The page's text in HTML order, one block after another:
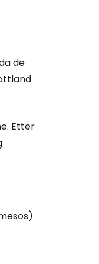
de
Etter